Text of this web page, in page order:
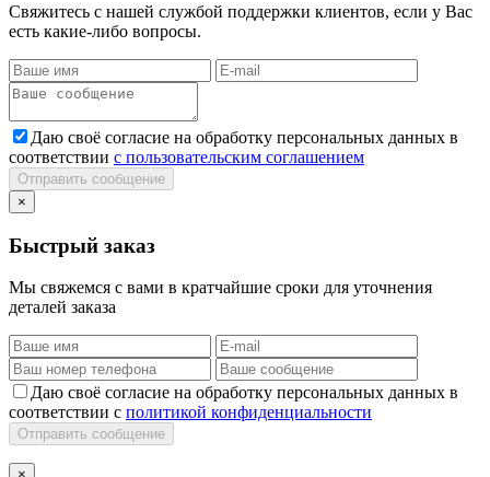
Свяжитесь с нашей службой поддержки клиентов, если у Вас
есть какие-либо вопросы.
Даю своё согласие на обработку персональных данных в
соответствии с пользовательским соглашением
Отправить сообщение
×
Быстрый заказ
Мы свяжемся с вами в кратчайшие сроки для уточнения
деталей заказа
Даю своё согласие на обработку персональных данных в
соответствии с политикой конфиденциальности
Отправить сообщение